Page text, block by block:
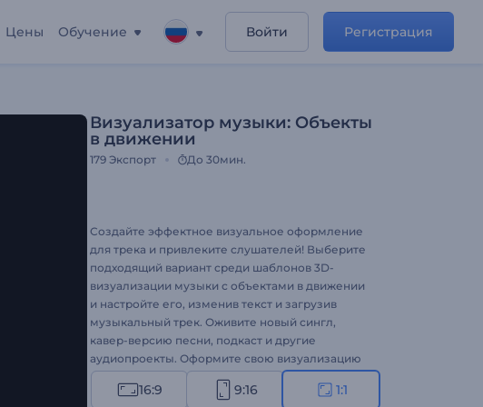
Цены Обучение Войти Регистрация
Визуализатор музыки: Объекты
в движении
179 Экспорт До 30мин.
Создайте эффектное визуальное оформление
для трека и привлеките слушателей! Выберите
подходящий вариант среди шаблонов 3D-
визуализации музыки с объектами в движении
и настройте его, изменив текст и загрузив
музыкальный трек. Оживите новый сингл,
кавер-версию песни, подкаст и другие
аудиопроекты. Оформите свою визуализацию
музыки!
16:9 9:16 1:1